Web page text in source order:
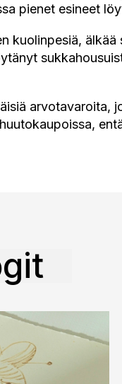
pienet esineet
kuolinpesiä,
arvotavaroita,